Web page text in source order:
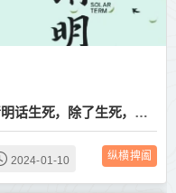
清明话生死，除了生死，都是小事——鬼谷子权谋术：读人性、读权谋、读纵横
2024-01-10 纵横捭阖